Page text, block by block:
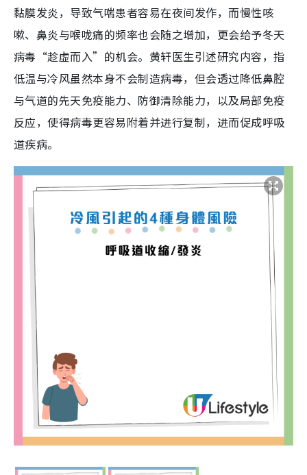
黏膜发炎，导致气喘患者容易在夜间发作，而慢性咳
嗽、鼻炎与喉咙痛的频率也会随之增加，更会给予冬天
病毒“趁虚而入”的机会。黄轩医生引述研究内容，指
低温与冷风虽然本身不会制造病毒，但会透过降低鼻腔
与气道的先天免疫能力、防御清除能力，以及局部免疫
反应，使得病毒更容易附着并进行复制，进而促成呼吸
道疾病。